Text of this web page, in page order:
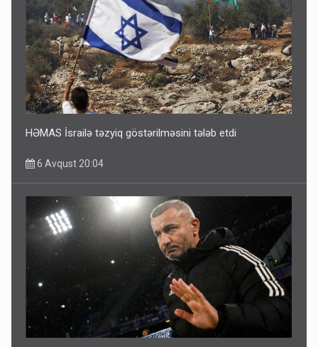
HƏMAS İsrailə təzyiq göstərilməsini tələb etdi
6 Avqust 20:04